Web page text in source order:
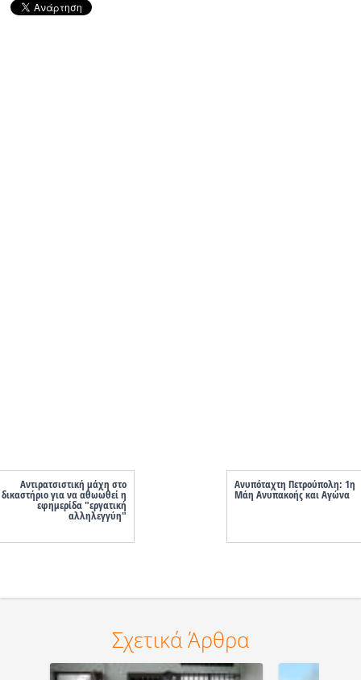
Αντιρατσιστική μάχη στο
δικαστήριο για να αθωωθεί η
εφημερίδα "εργατική
αλληλεγγύη"
Ανυπόταχτη Πετρούπολη: 1η
Μάη Ανυπακοής και Αγώνα
Σχετικά Άρθρα